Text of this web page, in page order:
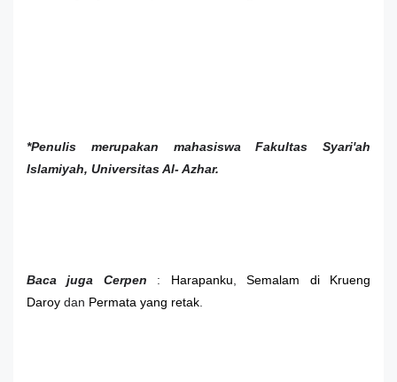
*Penulis merupakan mahasiswa Fakultas Syari'ah
Islamiyah, Universitas Al- Azhar.
Baca juga Cerpen : Harapanku ,Semalam di Krueng
Daroy dan Permata yang retak